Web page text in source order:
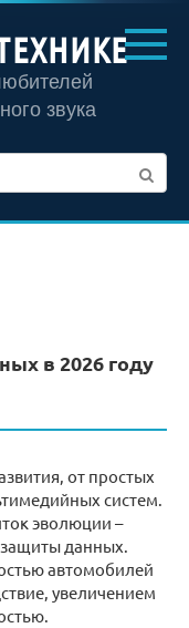
звука
в 2026 году
от простых
систем.
эволюции –
данных.
автомобилей
увеличением